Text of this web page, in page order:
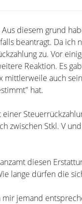
diesem grund
beantragt. Da ich
zu. Vor
Reaktion. Es
mittlerweile auch
hat.
einer
zwischen Stkl. V
diesen
lange dürfen die
mir jemand